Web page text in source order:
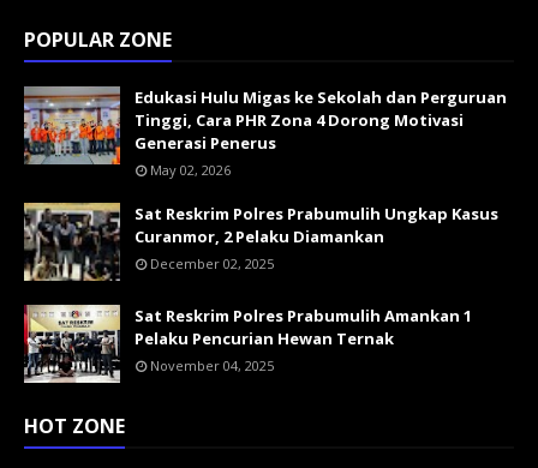
POPULAR ZONE
Edukasi Hulu Migas ke Sekolah dan Perguruan
Tinggi, Cara PHR Zona 4 Dorong Motivasi
Generasi Penerus
May 02, 2026
Sat Reskrim Polres Prabumulih Ungkap Kasus
Curanmor, 2 Pelaku Diamankan
December 02, 2025
Sat Reskrim Polres Prabumulih Amankan 1
Pelaku Pencurian Hewan Ternak
November 04, 2025
HOT ZONE